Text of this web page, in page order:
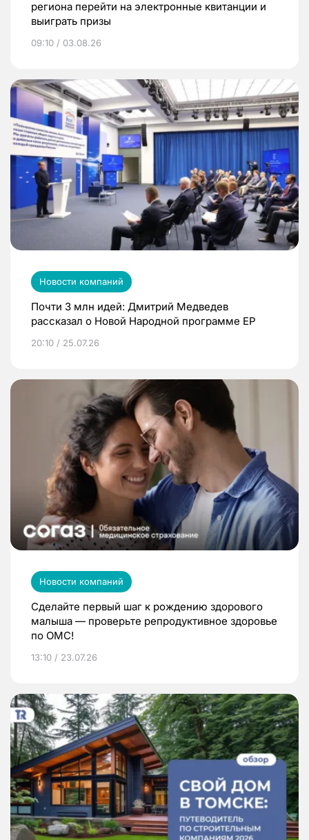
региона перейти на электронные квитанции и
выиграть призы
09:10 / 03.08.26
Новости компаний
Почти 3 млн идей: Дмитрий Медведев
рассказал о Новой Народной программе ЕР
20:10 / 25.07.26
Новости компаний
Сделайте первый шаг к рождению здорового
малыша — проверьте репродуктивное здоровье
по ОМС!
13:10 / 23.07.26